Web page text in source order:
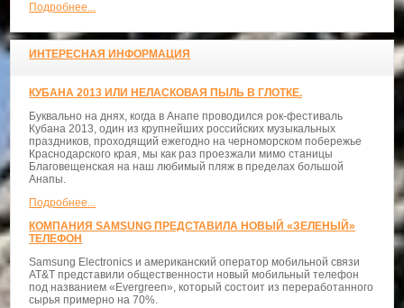
Подробнее...
ИНТЕРЕСНАЯ ИНФОРМАЦИЯ
КУБАНА 2013 ИЛИ НЕЛАСКОВАЯ ПЫЛЬ В ГЛОТКЕ.
Буквально на днях, когда в Анапе проводился рок-фестиваль
Кубана 2013, один из крупнейших российских музыкальных
праздников, проходящий ежегодно на черноморском побережье
Краснодарского края, мы как раз проезжали мимо станицы
Благовещенская на наш любимый пляж в пределах большой
Анапы.
Подробнее...
КОМПАНИЯ SAMSUNG ПРЕДСТАВИЛА НОВЫЙ «ЗЕЛЕНЫЙ»
ТЕЛЕФОН
Samsung Electronics и американский оператор мобильной связи
AT&T представили общественности новый мобильный телефон
под названием «Evergreen», который состоит из переработанного
сырья примерно на 70%.